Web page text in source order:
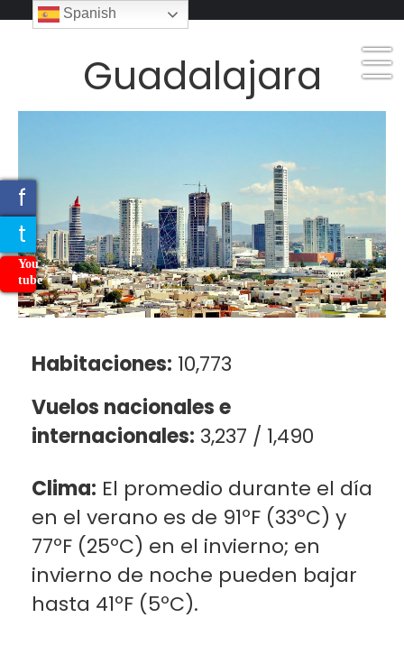
_
_
_
f
t
You
tube
Guadalajara
Habitaciones: 10,773
Vuelos nacionales e
internacionales: 3,237 / 1,490
Clima: El promedio durante el día
en el verano es de 91ºF (33ºC) y
77ºF (25ºC) en el invierno; en
invierno de noche pueden bajar
hasta 41ºF (5ºC).
Spanish